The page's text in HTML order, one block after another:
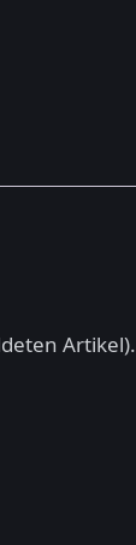
Artikel).